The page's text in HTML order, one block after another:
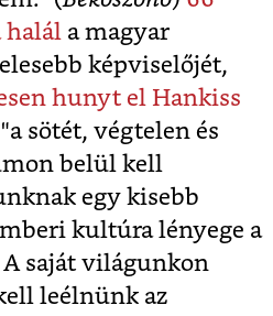
halál a magyar
képviselőjét,
hunyt el Hankiss
"a sötét, végtelen és
belül kell
egy kisebb
kultúra lényege a
saját világunkon
leélnünk az